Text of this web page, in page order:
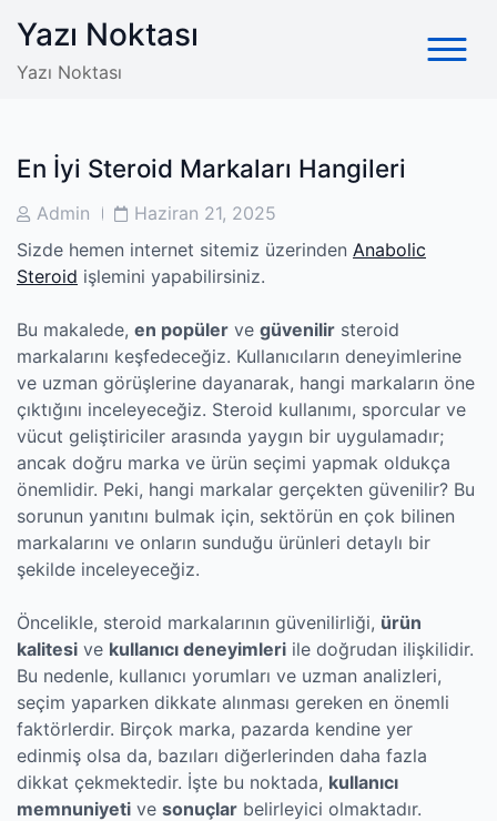
content
Yazı Noktası
Yazı Noktası
En İyi Steroid Markaları Hangileri
PostAdmin
PostHaziran 21, 2025
Sizde hemen internet sitemiz üzerinden Anabolic
Steroid işlemini yapabilirsiniz.
Bu makalede, en popüler ve güvenilir steroid
markalarını keşfedeceğiz. Kullanıcıların deneyimlerine
ve uzman görüşlerine dayanarak, hangi markaların öne
çıktığını inceleyeceğiz. Steroid kullanımı, sporcular ve
vücut geliştiriciler arasında yaygın bir uygulamadır;
ancak doğru marka ve ürün seçimi yapmak oldukça
önemlidir. Peki, hangi markalar gerçekten güvenilir? Bu
sorunun yanıtını bulmak için, sektörün en çok bilinen
markalarını ve onların sunduğu ürünleri detaylı bir
şekilde inceleyeceğiz.
Öncelikle, steroid markalarının güvenilirliği, ürün
kalitesi ve kullanıcı deneyimleri ile doğrudan ilişkilidir.
Bu nedenle, kullanıcı yorumları ve uzman analizleri,
seçim yaparken dikkate alınması gereken en önemli
faktörlerdir. Birçok marka, pazarda kendine yer
edinmiş olsa da, bazıları diğerlerinden daha fazla
dikkat çekmektedir. İşte bu noktada, kullanıcı
memnuniyeti ve sonuçlar belirleyici olmaktadır.